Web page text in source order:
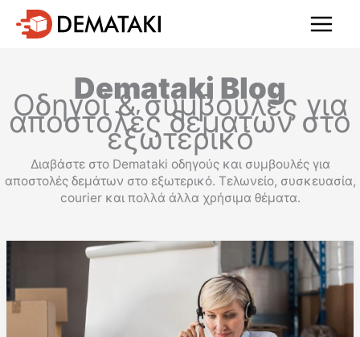
Μετάβαση
στο
περιεχόμενο
Demataki Blog
Οδηγοί & συμβουλές για
αποστολές δεμάτων στο
εξωτερικό
Διαβάστε στο Demataki οδηγούς και συμβουλές για
αποστολές δεμάτων στο εξωτερικό. Τελωνείο, συσκευασία,
courier και πολλά άλλα χρήσιμα θέματα.